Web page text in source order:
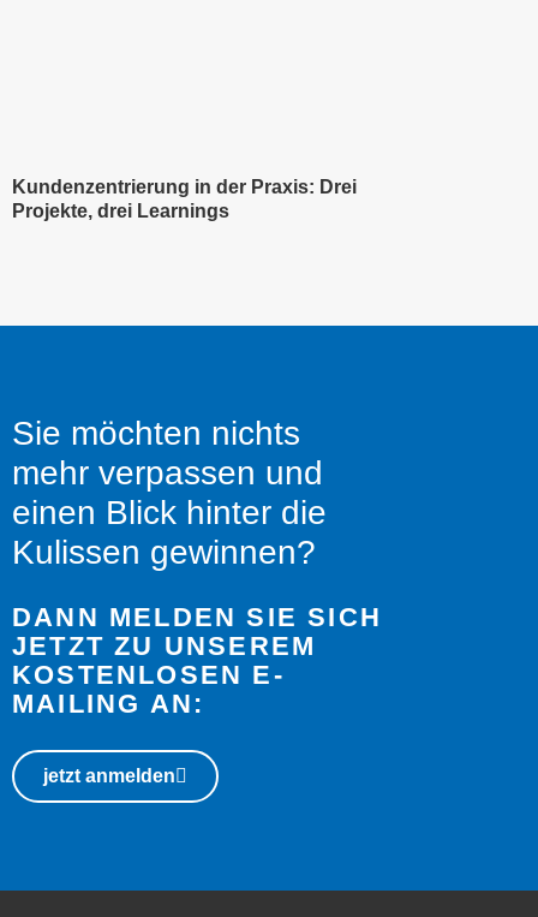
Kundenzentrierung in der Praxis: Drei
Projekte, drei Learnings
Sie möchten nichts
mehr verpassen und
einen Blick hinter die
Kulissen gewinnen?
DANN MELDEN SIE SICH
JETZT ZU UNSEREM
KOSTENLOSEN E-
MAILING AN:
jetzt anmelden